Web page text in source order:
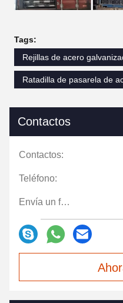
Tags:
Rejillas de acero
Ratadilla de pasarela de
Contactos
Contactos:
Teléfono:
Envía un fax.: